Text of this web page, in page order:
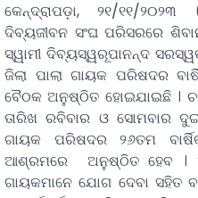
କେନ୍ଦ୍ରାପଡ଼ା, ୨୧/୧୧/
ଦିବ୍ୟଜୀବନ ସଂଘ ପରିସରରେ
ସ୍ୱାମୀ ଦିବ୍ୟସ୍ୱରୂପାନନ୍ଦ
ଜିଲା ପାଲା ଗାୟକ ପରିଷଦର
ବୈଠକ ଅନୁଷ୍ଠିତ ହୋଇଯାଇଛି ।
ତାରିଖ ରବିବାର ଓ ସୋମବାର
ଗାୟକ ପରିଷଦର ୨୬ତମ
ଆଶ୍ରମରେ ଅନୁଷ୍ଠିତ ହେବ ।
ଗାୟକମାନେ ଯୋଗ ଦେବା